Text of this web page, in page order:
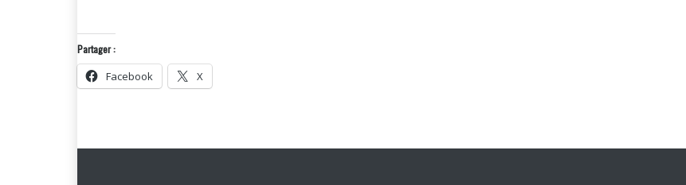
Partager :
Facebook X